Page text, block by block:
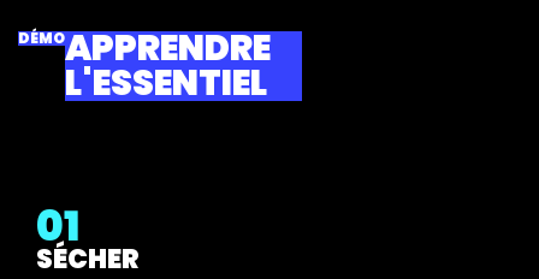
APPRENDRE
L'ESSENTIEL
DÉMO
SÉCHER
01